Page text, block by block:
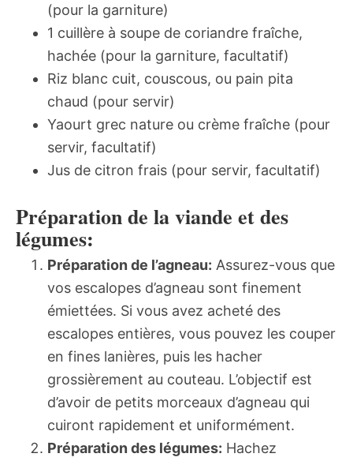
(pour la garniture)
1 cuillère à soupe de coriandre fraîche,
hachée (pour la garniture, facultatif)
Riz blanc cuit, couscous, ou pain pita
chaud (pour servir)
Yaourt grec nature ou crème fraîche (pour
servir, facultatif)
Jus de citron frais (pour servir, facultatif)
Préparation de la viande et des
légumes:
Préparation de l’agneau: Assurez-vous que
vos escalopes d’agneau sont finement
émiettées. Si vous avez acheté des
escalopes entières, vous pouvez les couper
en fines lanières, puis les hacher
grossièrement au couteau. L’objectif est
d’avoir de petits morceaux d’agneau qui
cuiront rapidement et uniformément.
Préparation des légumes: Hachez